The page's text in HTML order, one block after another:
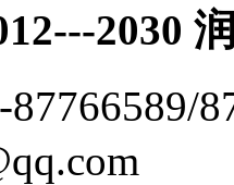
2030
87766589/